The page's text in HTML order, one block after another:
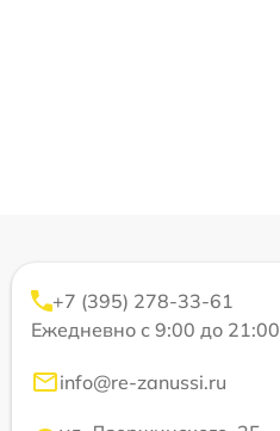
+7 (395) 278-33-61
Ежедневно с 9:00 до 21:00
info@re-zanussi.ru